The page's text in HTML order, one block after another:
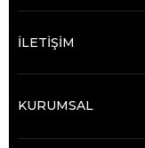
İLETİŞİM
KURUMSAL